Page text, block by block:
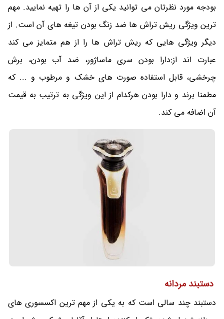
بودجه مورد نظرتان می توانید یکی از آن ها را تهیه نمایید. مهم
ترین ویژگی ریش تراش ها ضد زنگ بودن تیغه های آن است. از
دیگر ویژگی هایی که ریش تراش ها را از هم متمایز می کند
عبارت اند از:دارا بودن سری ماساژور، ضد آب بودن، برش
چرخشی، قابل استفاده صورت های خشک و مرطوب و ... که
مطمنا برند و دارا بودن هرکدام از این ویژگی به ترتیب به قیمت
آن اضافه می کند.
دستبند مردانه
دستبند چند سالی است که به یکی از مهم ترین اکسسوری های